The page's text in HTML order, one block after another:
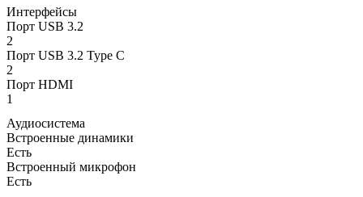
Интерфейсы
Порт USB 3.2
2
Порт USB 3.2 Type C
2
Порт HDMI
1
Аудиосистема
Встроенные динамики
Есть
Встроенный микрофон
Есть